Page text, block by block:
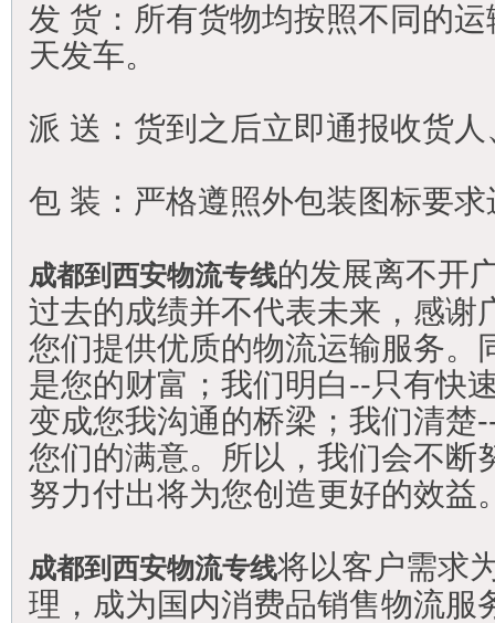
发 货：所有货物均按照不同的
天发车。
派 送：货到之后立即通报收货
包 装：严格遵照外包装图标要
成都到西安物流专线的发展离不开
过去的成绩并不代表未来，感谢
您们提供优质的物流运输服务。
是您的财富；我们明白--只有快
变成您我沟通的桥梁；我们清楚
您们的满意。所以，我们会不断
努力付出将为您创造更好的效益
成都到西安物流专线将以客户需求
理，成为国内消费品销售物流服